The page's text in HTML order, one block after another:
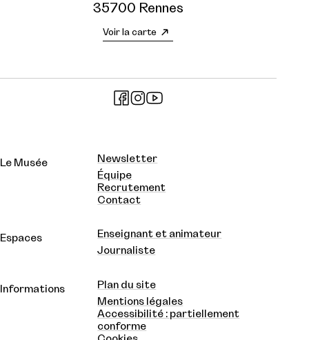
35700 Rennes
Voir la carte
Le Musée
Newsletter
Équipe
Recrutement
Contact
Espaces
Enseignant et animateur
Journaliste
Informations
Plan du site
Mentions légales
Accessibilité : partiellement
conforme